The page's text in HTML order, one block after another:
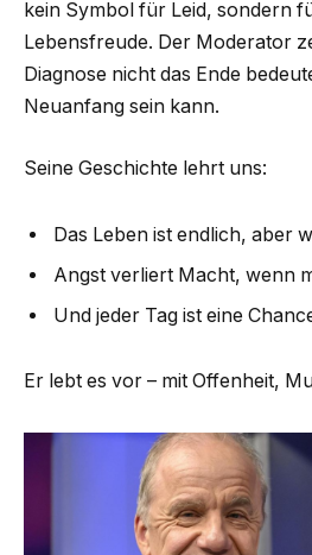
kein Symbol für Leid, sondern
Lebensfreude. Der Moderator
Diagnose nicht das Ende
Neuanfang sein kann.
Seine Geschichte lehrt uns:
Das Leben ist endlich, aber
Angst verliert Macht, wenn
Und jeder Tag ist eine
Er lebt es vor – mit Offenheit,